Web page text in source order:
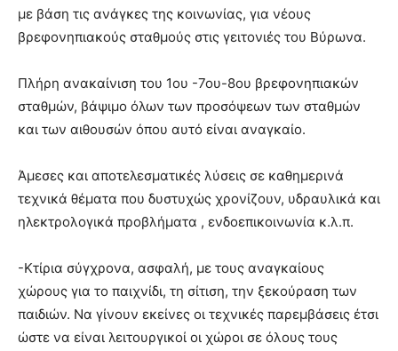
με βάση τις ανάγκες της κοινωνίας, για νέους
βρεφονηπιακούς σταθμούς στις γειτονιές του Βύρωνα.
Πλήρη ανακαίνιση του 1ου -7ου-8ου βρεφονηπιακών
σταθμών, βάψιμο όλων των προσόψεων των σταθμών
και των αιθουσών όπου αυτό είναι αναγκαίο.
Άμεσες και αποτελεσματικές λύσεις σε καθημερινά
τεχνικά θέματα που δυστυχώς χρονίζουν, υδραυλικά και
ηλεκτρολογικά προβλήματα , ενδοεπικοινωνία κ.λ.π.
-Κτίρια σύγχρονα, ασφαλή, με τους αναγκαίους
χώρους για το παιχνίδι, τη σίτιση, την ξεκούραση των
παιδιών. Να γίνουν εκείνες οι τεχνικές παρεμβάσεις έτσι
ώστε να είναι λειτουργικοί οι χώροι σε όλους τους